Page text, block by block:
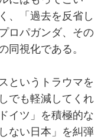
、「過去を反省し
ロパガンダ、その
同視化である。
というトラウマを
でも軽減してくれ
イツ」を積極的な
ない日本」を糾弾